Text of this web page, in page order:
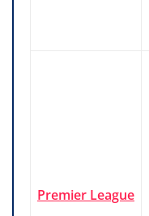
Premier League